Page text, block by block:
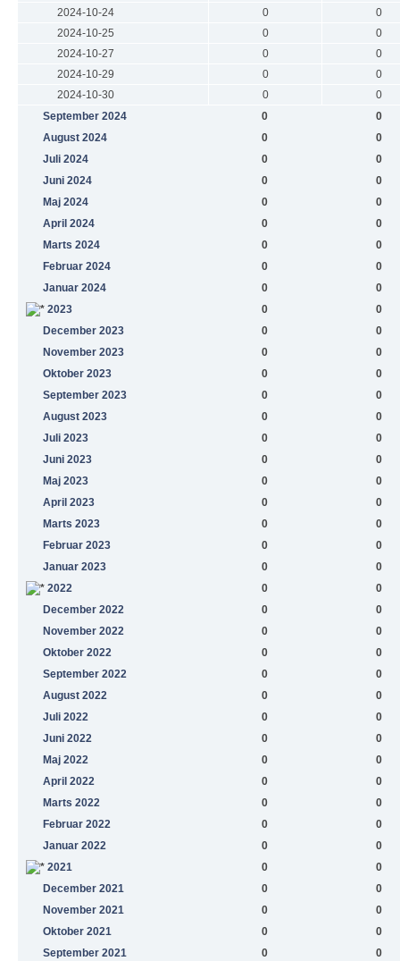
2024-10-24
0
0
2024-10-25
0
0
2024-10-27
0
0
2024-10-29
0
0
2024-10-30
0
0
September 2024
0
0
August 2024
0
0
Juli 2024
0
0
Juni 2024
0
0
Maj 2024
0
0
April 2024
0
0
Marts 2024
0
0
Februar 2024
0
0
Januar 2024
0
0
2023
0
0
December 2023
0
0
November 2023
0
0
Oktober 2023
0
0
September 2023
0
0
August 2023
0
0
Juli 2023
0
0
Juni 2023
0
0
Maj 2023
0
0
April 2023
0
0
Marts 2023
0
0
Februar 2023
0
0
Januar 2023
0
0
2022
0
0
December 2022
0
0
November 2022
0
0
Oktober 2022
0
0
September 2022
0
0
August 2022
0
0
Juli 2022
0
0
Juni 2022
0
0
Maj 2022
0
0
April 2022
0
0
Marts 2022
0
0
Februar 2022
0
0
Januar 2022
0
0
2021
0
0
December 2021
0
0
November 2021
0
0
Oktober 2021
0
0
September 2021
0
0